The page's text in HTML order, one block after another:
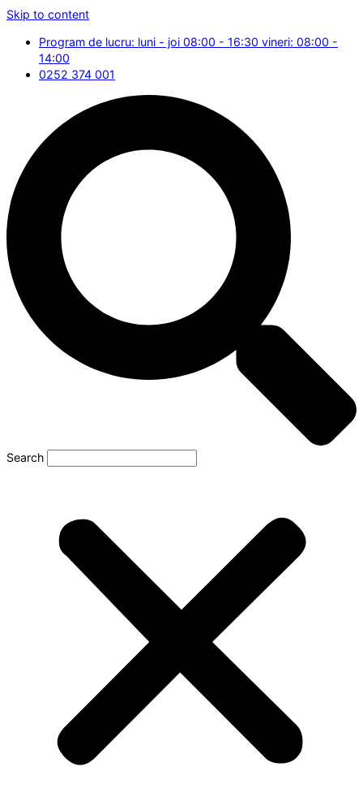
Skip to content
Program de lucru: luni - joi 08:00 - 16:30 vineri: 08:00 -
14:00
0252 374 001
Search